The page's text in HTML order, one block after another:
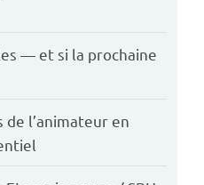
— et si la prochaine
de l’animateur en